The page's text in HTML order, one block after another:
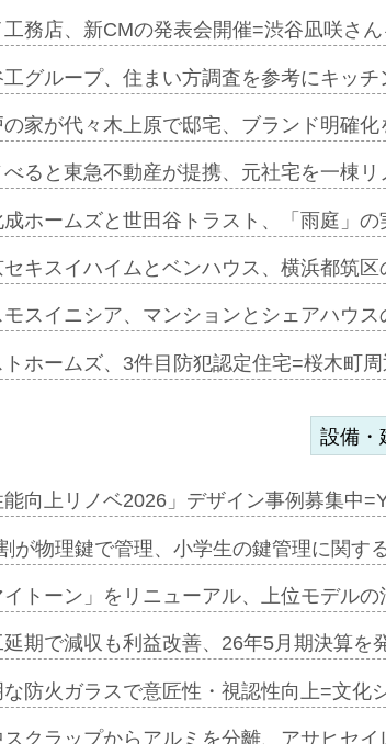
工務店、新CMの発表会開催=渋谷凪咲さ
工グループ、住まい方調査を参考にキッ
の家が代々木上原で邸宅、ブランド明確
べると東急不動産が提携、元社宅を一棟
成ホームズと世田谷トラスト、「雨庭」
セキスイハイムとベンハウス、横浜都筑
モスイニシア、マンションとシェアハウ
トホームズ、3件目防犯認定住宅=桜木町
設備・
能向上リノベ2026」デザイン事例募集中
が物理鍵で管理、小学生の鍵管理に関す
イトーン」をリニューアル、上位モデル
延期で減収も利益改善、26年5月期決算
防火ガラスで意匠性・視認性向上=文化
スクラップからアルミを分離、アサヒセ